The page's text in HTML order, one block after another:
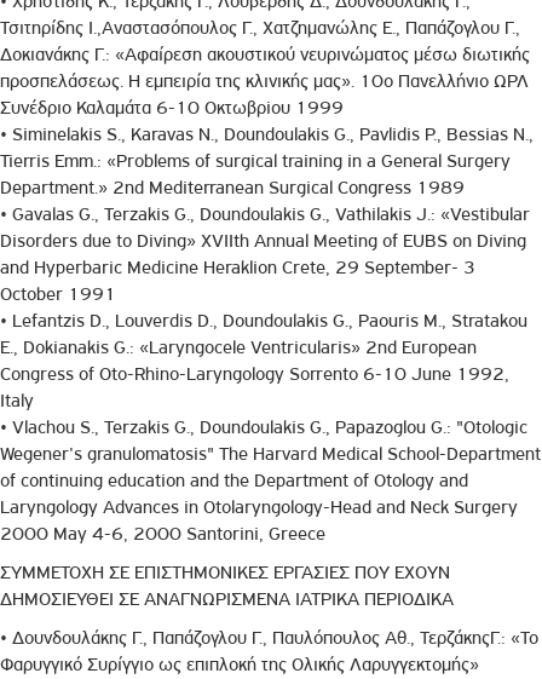
Τσιτηρίδης Ι.,Αναστασόπουλος Γ., Χατζημανώλης Ε., Παπάζογλου Γ.,
Δοκιανάκης Γ.: «Αφαίρεση ακουστικού νευρινώματος μέσω διωτικής
προσπελάσεως. Η εμπειρία της κλινικής μας». 10ο Πανελλήνιο ΩΡΛ
Συνέδριο Καλαμάτα 6-10 Οκτωβρiου 1999
• Siminelakis S., Karavas N., Doundoulakis G., Pavlidis P., Bessias N.,
Tierris Emm.: «Problems of surgical training in a General Surgery
Department.» 2nd Mediterranean Surgical Congress 1989
• Gavalas G., Terzakis G., Doundoulakis G., Vathilakis J.: «Vestibular
Disorders due to Diving» XVIIth Annual Meeting of EUBS on Diving
and Hyperbaric Medicine Heraklion Crete, 29 September- 3
October 1991
• Lefantzis D., Louverdis D., Doundoulakis G., Paouris M., Stratakou
E., Dokianakis G.: «Laryngocele Ventricularis» 2nd European
Congress of Oto-Rhino-Laryngology Sorrento 6-10 June 1992,
Italy
• Vlachou S., Terzakis G., Doundoulakis G., Papazoglou G.: "Otologic
Wegener's granulomatosis" The Harvard Medical School-Department
of continuing education and the Department of Otology and
Laryngology Advances in Otolaryngology-Head and Neck Surgery
2000 May 4-6, 2000 Santorini, Greece
ΣΥΜΜΕΤΟΧΗ ΣΕ ΕΠΙΣΤΗΜΟΝΙΚΕΣ ΕΡΓΑΣΙΕΣ ΠΟΥ ΕΧΟΥΝ
ΔΗΜΟΣΙΕΥΘΕΙ ΣΕ ΑΝΑΓΝΩΡΙΣΜΕΝΑ ΙΑΤΡΙΚΑ ΠΕΡΙΟΔΙΚΑ
• Δουνδουλάκης Γ., Παπάζογλου Γ., Παυλόπουλος Αθ., ΤερζάκηςΓ.: «Το
Φαρυγγικό Συρίγγιο ως επιπλοκή της Ολικής Λαρυγγεκτομής»